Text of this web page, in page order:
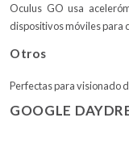
Oculus GO usa
dispositivos móviles para
Otros
Perfectas para visionado
GOOGLE